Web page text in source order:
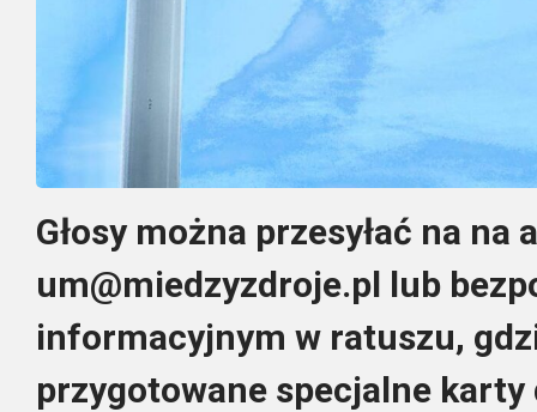
Głosy można przesyłać na na
um@miedzyzdroje.pl lub
informacyjnym w ratuszu,
przygotowane specjalne karty